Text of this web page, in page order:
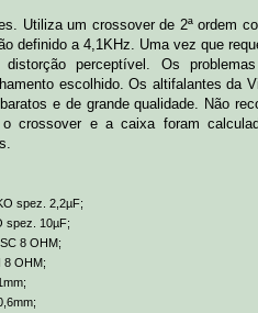
Utiliza um crossover de 2ª ordem
definido a 4,1KHz. Uma vez que
perceptível. Os
escolhido. Os altifalantes da
e de grande qualidade. Não
crossover e a caixa foram
spez. 2,2µF;
spez. 10µF;
8 OHM;
8 OHM;